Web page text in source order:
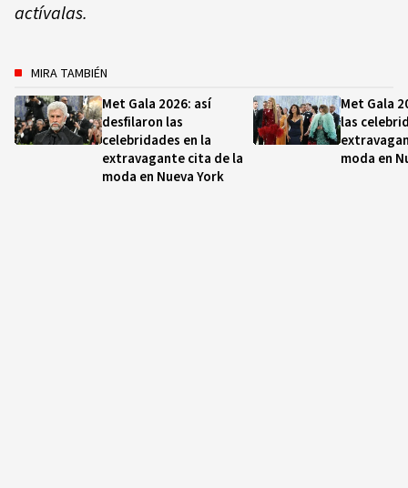
actívalas.
MIRA TAMBIÉN
Met Gala 2026: así
desfilaron las
celebridades en la
extravagante cita de la
moda en Nueva York
Met Gala
las
moda en